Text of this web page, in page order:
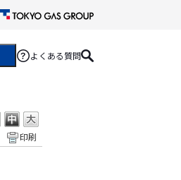
よくある質問
印刷